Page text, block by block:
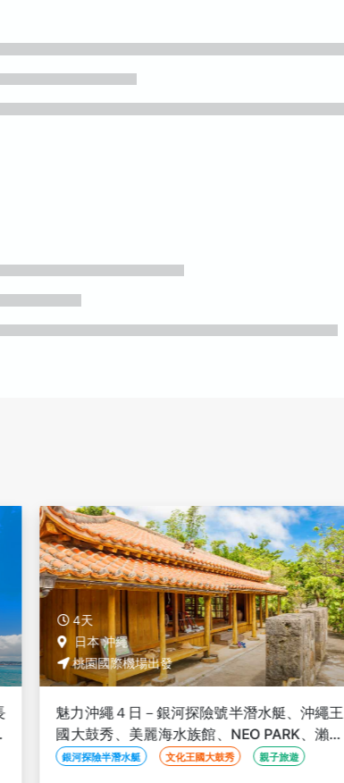
4天
日本 沖繩
桃園國際機場出發
魅力沖繩４日－銀河探險號半潛水艇、沖繩王
國大鼓秀、美麗海水族館、NEO PARK、瀨長
島、系滿漁市場、泡盛酒廠見學
銀河探險半潛水艇 文化王國大鼓秀 親子旅遊